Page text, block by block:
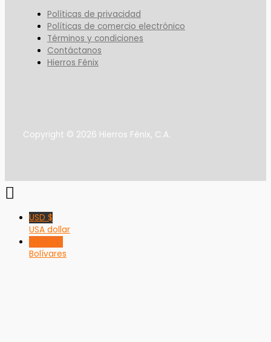
Políticas de privacidad
Políticas de comercio electrónico
Términos y condiciones
Contáctanos
Hierros Fénix
Copyright © 2026 Hierros Fénix, C.A.
USD $
USA dollar
VED Bs F
Bolívares